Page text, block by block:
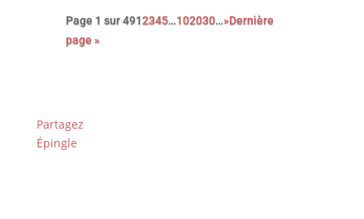
Page 1 sur 4912345…102030…»Dernière
page »
Partagez
Épingle